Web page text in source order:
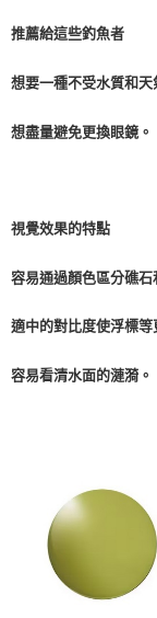
推薦給這些釣魚者
想要一種不受水質和天
想盡量避免更換眼鏡。
視覺效果的特點
容易通過顏色區分礁石
適中的對比度使浮標等
容易看清水面的漣漪。